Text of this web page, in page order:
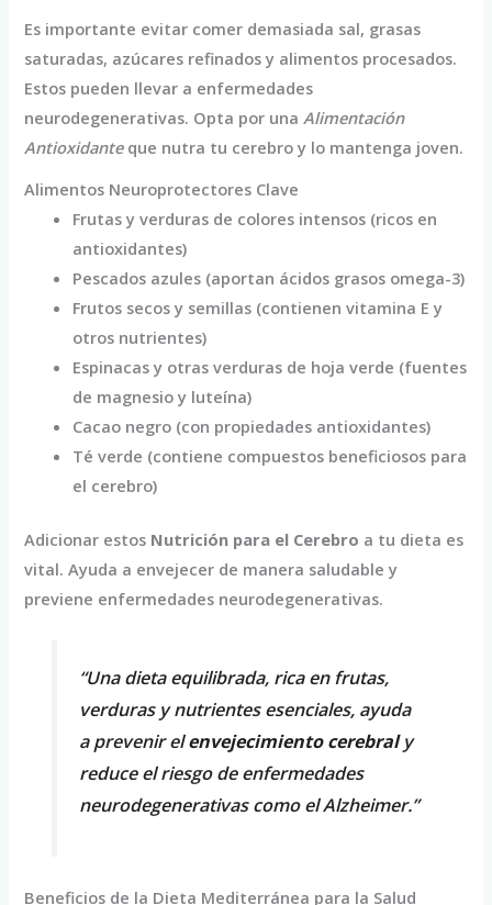
Es importante evitar comer demasiada sal, grasas
saturadas, azúcares refinados y alimentos procesados.
Estos pueden llevar a enfermedades
neurodegenerativas. Opta por unaAlimentación
Antioxidanteque nutra tu cerebro y lo mantenga joven.
Alimentos Neuroprotectores Clave
Frutas y verduras de colores intensos (ricos en
antioxidantes)
Pescados azules (aportan ácidos grasos omega-3)
Frutos secos y semillas (contienen vitamina E y
otros nutrientes)
Espinacas y otras verduras de hoja verde (fuentes
de magnesio y luteína)
Cacao negro (con propiedades antioxidantes)
Té verde (contiene compuestos beneficiosos para
el cerebro)
Adicionar estos Nutrición para el Cerebro a tu dieta es
vital. Ayuda a envejecer de manera saludable y
previene enfermedades neurodegenerativas.
“Una dieta equilibrada, rica en frutas,
verduras y nutrientes esenciales, ayuda
a prevenir elenvejecimiento cerebraly
reduce el riesgo de enfermedades
neurodegenerativas como el Alzheimer.”
Beneficios de la Dieta Mediterránea para la Salud